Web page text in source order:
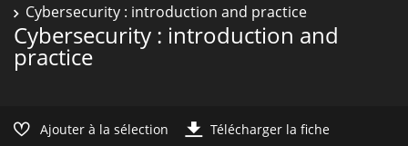
Cybersecurity : introduction and practice
Cybersecurity : introduction and
practice
Ajouter à la sélection Télécharger la fiche